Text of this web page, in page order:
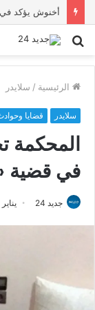
بحث
الرئيسية / سلايدر
سلايدر قضايا
المحكمة
في قضية
جديد 24 يناير 20, 2020